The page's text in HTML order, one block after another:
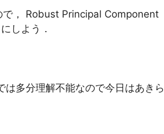
で， Robust Principal Component
しよう．
は多分理解不能なので今日はあきら